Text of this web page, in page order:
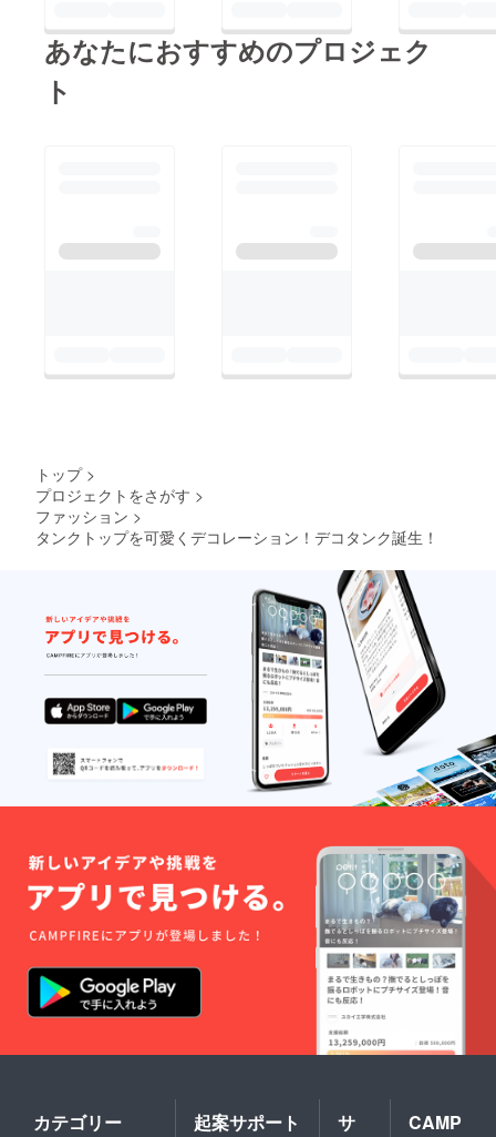
あなたにおすすめのプロジェク
ト
トップ >
プロジェクトをさがす >
ファッション >
タンクトップを可愛くデコレーション！デコタンク誕生！
カテゴリー 起案サポート
サ
CAMP